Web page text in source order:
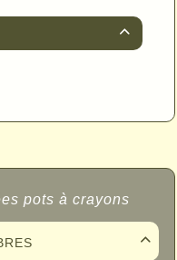

pots à crayons
